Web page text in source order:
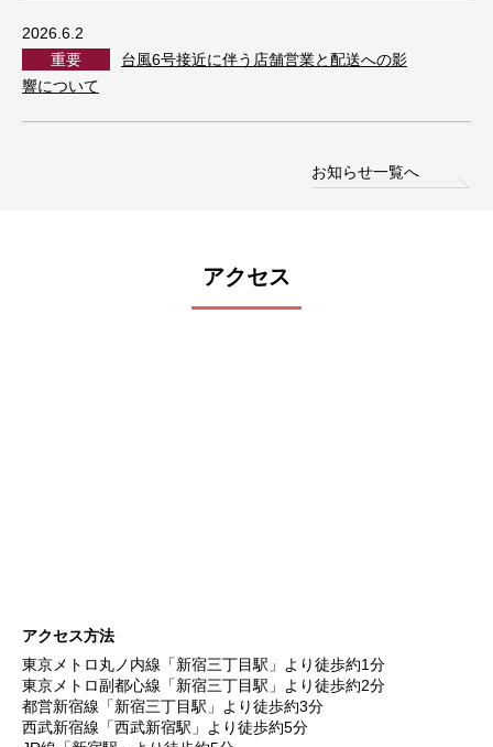
2026.6.2
重要
台風6号接近に伴う店舗営業と配送への影
響について
お知らせ一覧へ
アクセス
アクセス方法
東京メトロ丸ノ内線「新宿三丁目駅」より徒歩約1分
東京メトロ副都心線「新宿三丁目駅」より徒歩約2分
都営新宿線「新宿三丁目駅」より徒歩約3分
西武新宿線「西武新宿駅」より徒歩約5分